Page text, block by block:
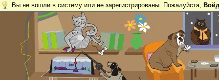
Вы не вошли в систему или не зарегистрированы. Пожалуйста,